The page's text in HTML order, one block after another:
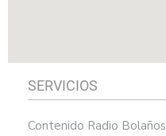
SERVICIOS
Contenido Radio Bolaños